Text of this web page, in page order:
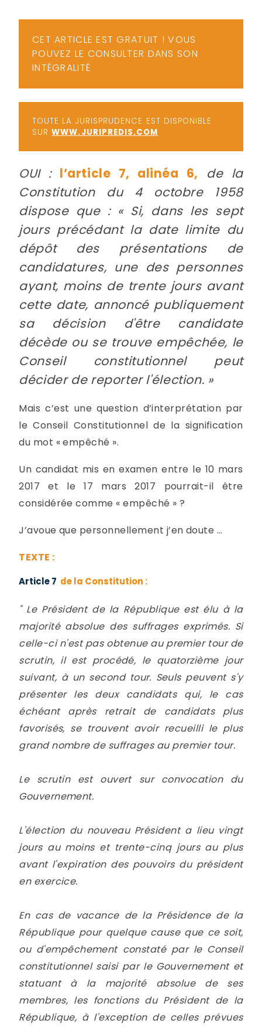
CET ARTICLE EST GRATUIT ! VOUS
POUVEZ LE CONSULTER DANS SON
INTÉGRALITÉ
TOUTE LA JURISPRUDENCE EST DISPONIBLE
SURWWW.JURIPREDIS.COM
OUI : l’article 7, alinéa 6, de la
Constitution du 4 octobre 1958
dispose que : « Si, dans les sept
jours précédant la date limite du
dépôt des présentations de
candidatures, une des personnes
ayant, moins de trente jours avant
cette date, annoncé publiquement
sa décision d'être candidate
décède ou se trouve empêchée, le
Conseil constitutionnel peut
décider de reporter l'élection. »
Mais c’est une question d’interprétation par
le Conseil Constitutionnel de la signification
du mot « empêché ».
Un candidat mis en examen entre le 10 mars
2017 et le 17 mars 2017 pourrait-il être
considérée comme « empêché » ?
J’avoue que personnellement j’en doute …
TEXTE :
Article 7 de la Constitution :
" Le Président de la République est élu à la
majorité absolue des suffrages exprimés. Si
celle-ci n'est pas obtenue au premier tour de
scrutin, il est procédé, le quatorzième jour
suivant, à un second tour. Seuls peuvent s'y
présenter les deux candidats qui, le cas
échéant après retrait de candidats plus
favorisés, se trouvent avoir recueilli le plus
grand nombre de suffrages au premier tour.
Le scrutin est ouvert sur convocation du
Gouvernement.
L'élection du nouveau Président a lieu vingt
jours au moins et trente-cinq jours au plus
avant l'expiration des pouvoirs du président
en exercice.
En cas de vacance de la Présidence de la
République pour quelque cause que ce soit,
ou d'empêchement constaté par le Conseil
constitutionnel saisi par le Gouvernement et
statuant à la majorité absolue de ses
membres, les fonctions du Président de la
République, à l'exception de celles prévues